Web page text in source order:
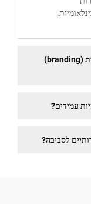
האם GREATSUN מציעה סימון מותאם אישית (branding)